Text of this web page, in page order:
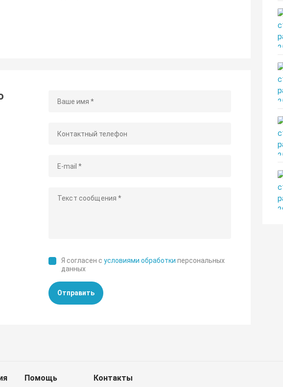
Я согласен сусловиями обработки персональных
данных
Отправить
Помощь
Контакты